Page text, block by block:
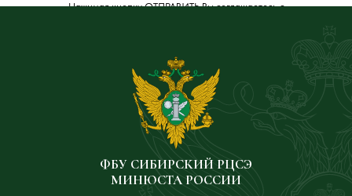
Нажимая кнопку ОТПРАВИТЬ Вы соглашаетесь с
ФБУ СИБИРСКИЙ РЦСЭ
МИНЮСТА РОССИИ